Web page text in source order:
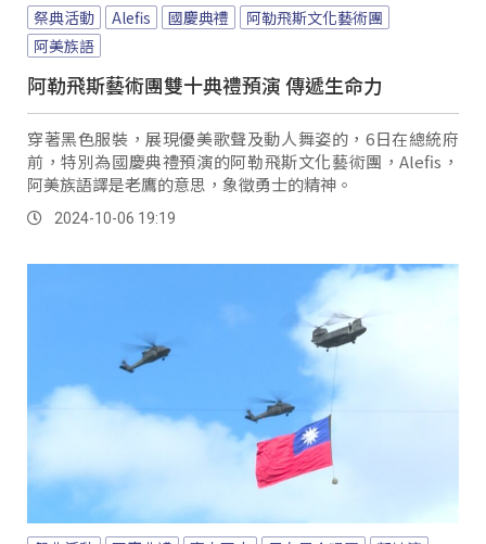
祭典活動 Alefis 國慶典禮
阿勒飛斯文化藝術團
阿美族語
阿勒飛斯藝術團雙十典禮預演 傳遞生命力
穿著黑色服裝，展現優美歌聲及動人舞姿的，6日在總統府
前，特別為國慶典禮預演的阿勒飛斯文化藝術團，Alefis，
阿美族語譯是老鷹的意思，象徵勇士的精神。
2024-10-06 19:19